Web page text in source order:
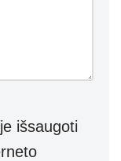
išsaugoti